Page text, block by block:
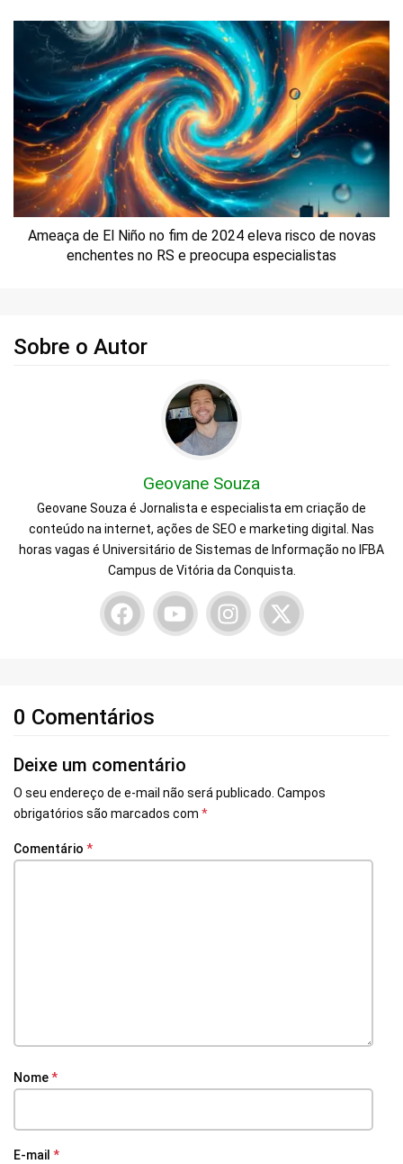
Ameaça de El Niño no fim de 2024 eleva risco de novas
enchentes no RS e preocupa especialistas
Sobre o Autor
Geovane Souza
Geovane Souza é Jornalista e especialista em criação de
conteúdo na internet, ações de SEO e marketing digital. Nas
horas vagas é Universitário de Sistemas de Informação no IFBA
Campus de Vitória da Conquista.
0 Comentários
Deixe um comentário
O seu endereço de e-mail não será publicado. Campos
obrigatórios são marcados com *
Comentário *
Nome*
E-mail *